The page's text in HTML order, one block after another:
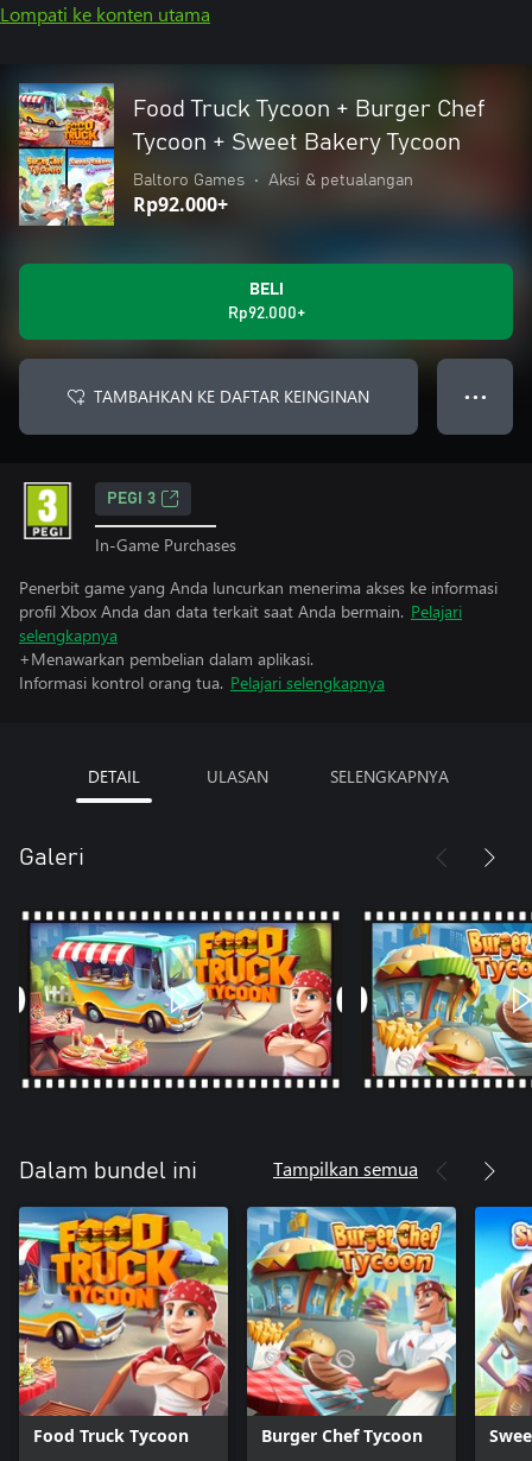
Lompati ke konten utama
Food Truck Tycoon + Burger Chef
Tycoon + Sweet Bakery Tycoon
Baltoro Games • Aksi & petualangan
Rp92.000+
BELI
Rp92.000+
TAMBAHKAN KE DAFTAR KEINGINAN ● ● ●
PEGI 3
In-Game Purchases
Penerbit game yang Anda luncurkan menerima akses ke informasi
profil Xbox Anda dan data terkait saat Anda bermain. Pelajari
selengkapnya
+Menawarkan pembelian dalam aplikasi.
Informasi kontrol orang tua. Pelajari selengkapnya
DETAIL ULASAN SELENGKAPNYA
Galeri
Dalam bundel ini Tampilkan semua
Food Truck Tycoon Burger Chef Tycoon